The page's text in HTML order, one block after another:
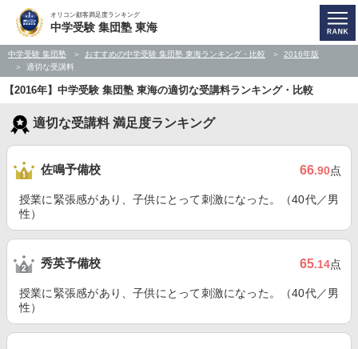
オリコン顧客満足度ランキング
中学受験 集団塾 東海
中学受験 集団塾 おすすめの中学受験 集団塾 東海ランキング・比較
2016年版
適切な受講料
【2016年】中学受験 集団塾 東海の適切な受講料ランキング・比較
適切な受講料 満足度ランキング
佐鳴予備校 66.90点
授業に緊張感があり、子供にとって刺激になった。（40代／男
性）
秀英予備校 65.14点
授業に緊張感があり、子供にとって刺激になった。（40代／男
性）